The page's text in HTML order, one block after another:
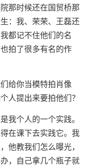
那时候还在国贸桥那
：我、荣荣、王磊还
都记不住他们的名
拍了很多有名的作
给你当模特拍肖像
人提出来要拍他们？
我个人的一个实践。
在课下去实践它。我
他教我们怎么曝光，
，自己拿几个瓶子就